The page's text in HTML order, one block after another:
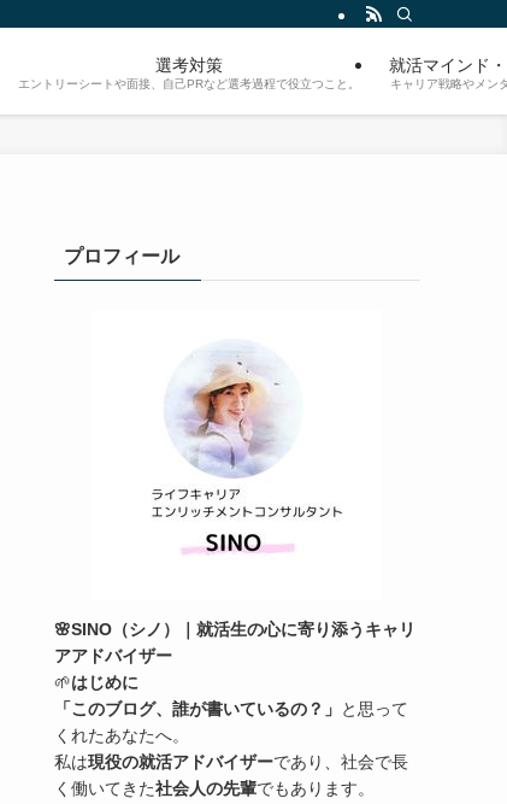
選考対策
エントリーシートや面接、自己PRなど選考過程で役立つこと。
就活マインド
キャリア戦略やメン
プロフィール
🌸SINO（シノ）｜就活生の心に寄り添うキャリ
アアドバイザー
🌱はじめに
「このブログ、誰が書いているの？」 と思って
くれたあなたへ。
私は現役の就活アドバイザーであり、社会で長
く働いてきた社会人の先輩でもあります。